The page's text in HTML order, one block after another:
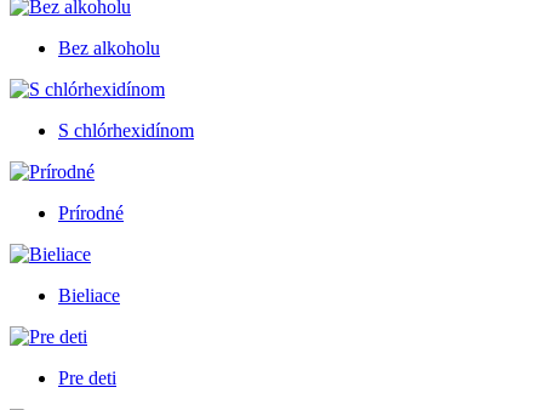
Bez alkoholu
S chlórhexidínom
Prírodné
Bieliace
Pre deti